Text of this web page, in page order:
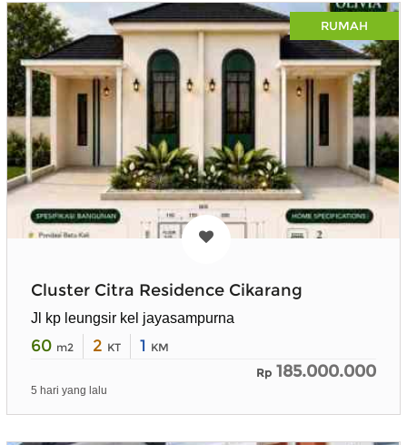
RUMAH
Cluster Citra Residence Cikarang
Jl kp leungsir kel jayasampurna
60 m2 2 KT 1 KM
Rp 185.000.000
5 hari yang lalu